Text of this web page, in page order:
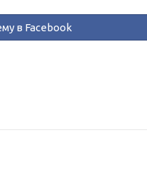
в Facebook